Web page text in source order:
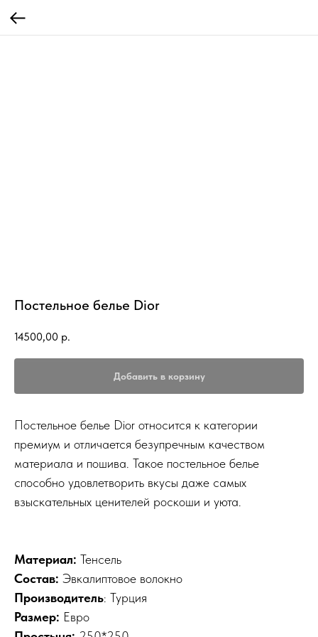
Постельное белье Dior
14500,00 р.
Добавить в корзину
Постельное белье Dior относится к категории
премиум и отличается безупречным качеством
материала и пошива. Такое постельное белье
способно удовлетворить вкусы даже самых
взыскательных ценителей роскоши и уюта.
Материал: Тенсель
Состав: Эвкалиптовое волокно
Производитель: Турция
Размер: Евро